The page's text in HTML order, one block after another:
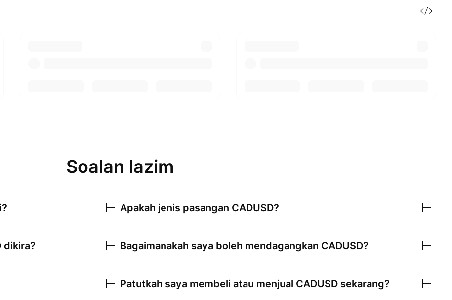
Soalan lazim
dikira?
Apakah jenis pasangan CADUSD?
Bagaimanakah saya boleh mendagangkan CADUSD?
Patutkah saya membeli atau menjual CADUSD sekarang?